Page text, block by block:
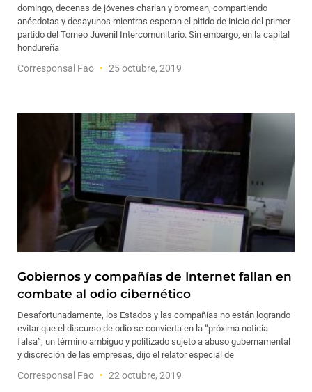
domingo, decenas de jóvenes charlan y bromean, compartiendo
anécdotas y desayunos mientras esperan el pitido de inicio del primer
partido del Torneo Juvenil Intercomunitario. Sin embargo, en la capital
hondureña
Corresponsal Fao 25 octubre, 2019
Gobiernos y compañías de Internet fallan en
combate al odio cibernético
Desafortunadamente, los Estados y las compañías no están logrando
evitar que el discurso de odio se convierta en la “próxima noticia
falsa”, un término ambiguo y politizado sujeto a abuso gubernamental
y discreción de las empresas, dijo el relator especial de
Corresponsal Fao 22 octubre, 2019